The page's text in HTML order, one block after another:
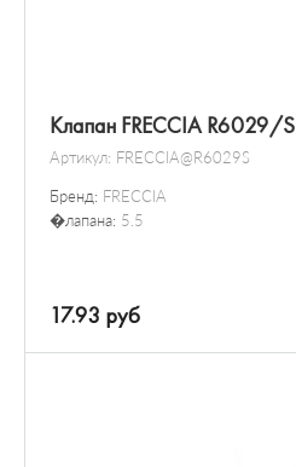
Клапан FRECCIA R6029/S
Артикул: FRECCIA@R6029S
Бренд: FRECCIA
�лапана: 5.5
17.93 руб